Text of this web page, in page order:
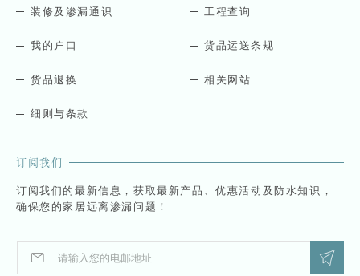
装修及渗漏通识 工程查询
我的户口 货品运送条规
货品退换 相关网站
细则与条款
订阅我们
订阅我们的最新信息，获取最新产品、优惠活动及防水知识，
确保您的家居远离渗漏问题！